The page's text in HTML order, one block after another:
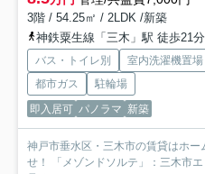
3階 / 54.25㎡ / 2LDK /新築
神鉄粟生線「三木」駅 徒歩21分
バス・トイレ別 室内洗濯機置場
都市ガス
駐輪場
即入居可 パノラマ 新築
神戸市垂水区・三木市の賃貸はホ
せ！ 「メゾンドソルテ」：三木市